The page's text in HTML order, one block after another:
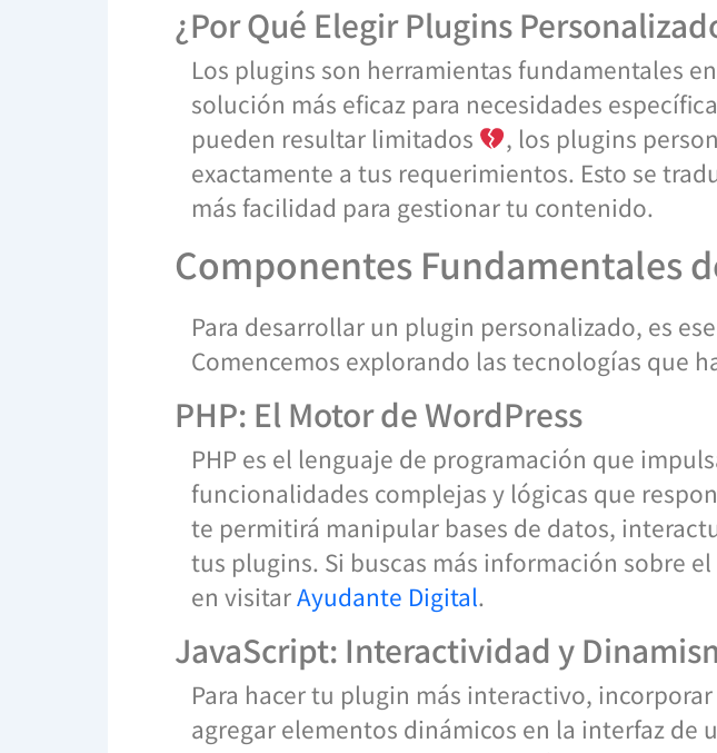
¿Por Qué Elegir Plugins
Los plugins son herramientas fundamentales
solución más eficaz para necesidades
pueden resultar limitados
, los plugins
exactamente a tus requerimientos. Esto se
más facilidad para gestionar tu contenido.
Componentes Fundamentales
Para desarrollar un plugin personalizado, es
Comencemos explorando las tecnologías que
PHP: El Motor de WordPress
PHP es el lenguaje de programación que
funcionalidades complejas y lógicas que
te permitirá manipular bases de datos,
tus plugins. Si buscas más información sobre
en visitarAyudante Digital.
JavaScript: Interactividad y
Para hacer tu plugin más interactivo,
agregar elementos dinámicos en la interfaz de